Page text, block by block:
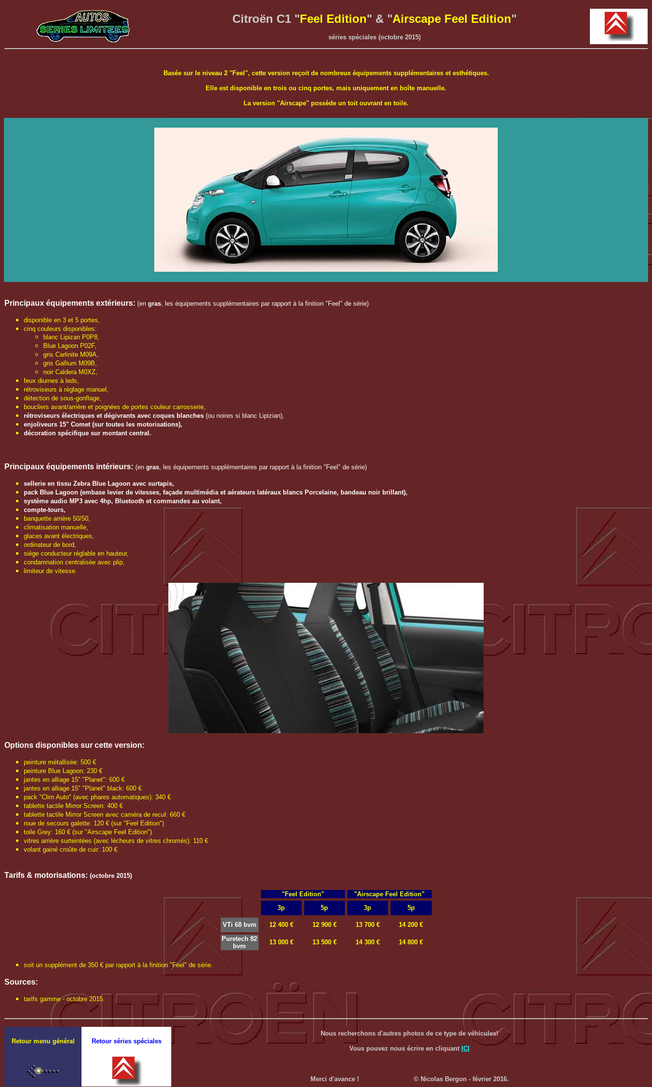
Citroën C1 "Feel Edition" & "Airscape Feel Edition"
séries spéciales (octobre 2015)
Basée sur le niveau 2 "Feel", cette version reçoit de nombreux équipements supplémentaires et esthétiques.
Elle est disponible en trois ou cinq portes, mais uniquement en boîte manuelle.
La version "Airscape" possède un toit ouvrant en toile.
Principaux équipements extérieurs: (en gras, les équipements supplémentaires par rapport à la finition "Feel" de série)
disponible en 3 et 5 portes,
cinq couleurs disponibles:
blanc Lipizan P0P8,
Blue Lagoon P02F,
gris Carlinite M09A,
gris Gallium M09B,
noir Caldera M0XZ,
feux diurnes à leds,
rétroviseurs à réglage manuel,
détection de sous-gonflage,
boucliers avant/arrière et poignées de portes couleur carrosserie,
rétroviseurs électriques et dégivrants avec coques blanches (ou noires si blanc Lipizian),
enjoliveurs 15" Comet (sur toutes les motorisations),
décoration spécifique sur montant central.
Principaux équipements intérieurs: (en gras, les équipements supplémentaires par rapport à la finition "Feel" de série)
sellerie en tissu Zebra Blue Lagoon avec surtapis,
pack Blue Lagoon (embase levier de vitesses, façade multimédia et aérateurs latéraux blancs Porcelaine, bandeau noir brillant),
système audio MP3 avec 4hp, Bluetooth et commandes au volant,
compte-tours,
banquette arrière 50/50,
climatisation manuelle,
glaces avant électriques,
ordinateur de bord,
siège conducteur réglable en hauteur,
condamnation centralisée avec plip,
limiteur de vitesse.
Options disponibles sur cette version:
peinture métallisée: 500 €
peinture Blue Lagoon: 230 €
jantes en alliage 15" "Planet": 600 €
jantes en alliage 15" "Planet" black: 600 €
pack "Clim Auto" (avec phares automatiques): 340 €
tablette tactile Mirror Screen: 400 €
tablette tactile Mirror Screen avec caméra de recul: 660 €
roue de secours galette: 120 € (sur "Feel Edition")
toile Grey: 160 € (sur "Airscape Feel Edition")
vitres arrière surteintées (avec lécheurs de vitres chromés): 110 €
volant gainé croûte de cuir: 100 €
Tarifs & motorisations: (octobre 2015)
"Feel Edition"
"Airscape Feel Edition"
3p
5p 3p 5p
VTi 68 bvm 12 400 € 12 900 € 13 700 €
14 200 €
Puretech 82
bvm
13 000 € 13 500 € 14 300 € 14 800 €
soit un supplément de 350 € par rapport à la finition "Feel" de série.
Sources:
tarifs gamme - octobre 2015.
Retour menu général Retour séries spéciales
Nous recherchons d'autres photos de ce type de véhicules!
Vous pouvez nous écrire en cliquant ICI
Merci d'avance ! © Nicolas Bergon - février 2016.